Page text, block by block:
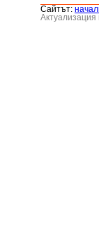
Сайтът:
Актуализация